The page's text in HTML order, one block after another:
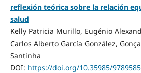
reflexión teórica sobre la relación
salud
Kelly Patricia Murillo, Eugénio
Carlos Alberto García González,
Santinha
DOI: https://doi.org/10.35985/